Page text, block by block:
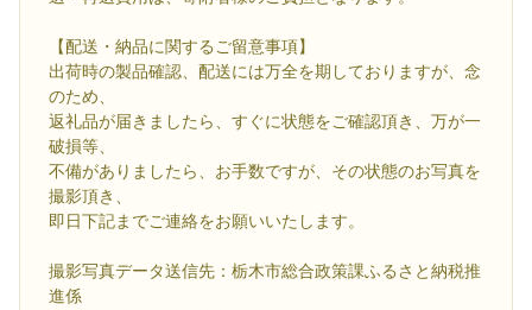
【配送・納品に関するご留意事項】
出荷時の製品確認、配送には万全を期しておりますが、念
のため、
返礼品が届きましたら、すぐに状態をご確認頂き、万が一
破損等、
不備がありましたら、お手数ですが、その状態のお写真を
撮影頂き、
即日下記までご連絡をお願いいたします。
撮影写真データ送信先：栃木市総合政策課ふるさと納税推
進係